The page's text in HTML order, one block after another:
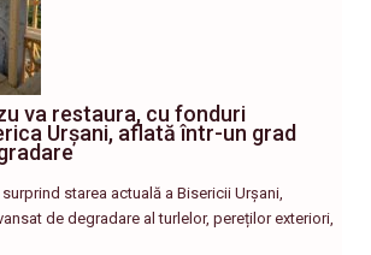
va restaura, cu fonduri
Urșani, aflată într-un grad
starea actuală a Bisericii Urșani,
de degradare al turlelor, pereților exteriori,